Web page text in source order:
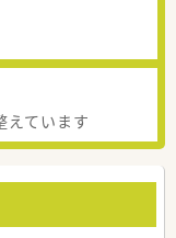
ています